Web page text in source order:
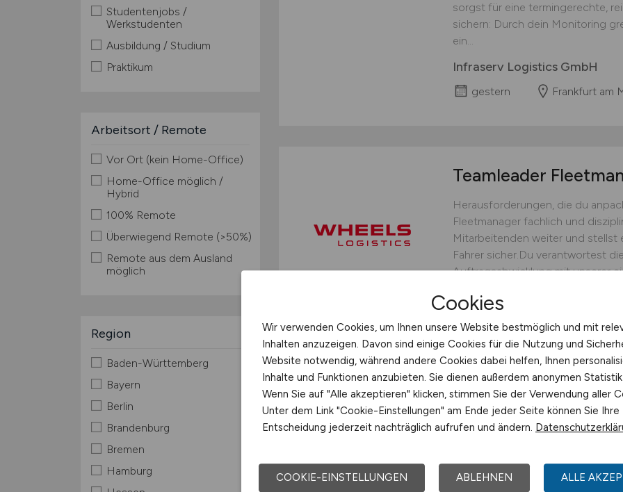
Studentenjobs /
Werkstudenten
Ausbildung / Studium
Praktikum
Arbeitsort / Remote
Vor Ort (kein Home-Office)
Home-Office möglich /
Hybrid
100% Remote
Überwiegend Remote (>50%)
Remote aus dem Ausland
möglich
Region
Baden-Württemberg
Bayern
Berlin
Brandenburg
Bremen
Hamburg
sorgst für eine termingerechte,
sichern: Durch dein Monitoring
ein...
Infraserv Logistics GmbH
gestern Frankfurt am
Teamleader
Herausforderungen, die du
Fleetmanager fachlich und
Mitarbeitenden weiter und stellst
Fahrer sicher.Du verantwortest
Auftragsabwicklung mit unserer
bedarfsgerechten Fahrereinsatz
operative Steuerung.Du...
WHEELS Logistics GmbH &
gestern Münster
TOP JOB
(w/m/d)
interessanter
Cookies
Wir verwenden Cookies, um Ihnen unsere Website bestmöglich und mit
Inhalten anzuzeigen. Davon sind einige Cookies für die Nutzung und
Website notwendig, während andere Cookies dabei helfen, Ihnen
Inhalte und Funktionen anzubieten. Sie dienen außerdem anonymen
Wenn Sie auf "Alle akzeptieren" klicken, stimmen Sie der Verwendung aller
Unter dem Link "Cookie-Einstellungen" am Ende jeder Seite können Sie Ihre
Entscheidung jederzeit nachträglich aufrufen und ändern.
COOKIE-EINSTELLUNGEN ABLEHNEN ALLE